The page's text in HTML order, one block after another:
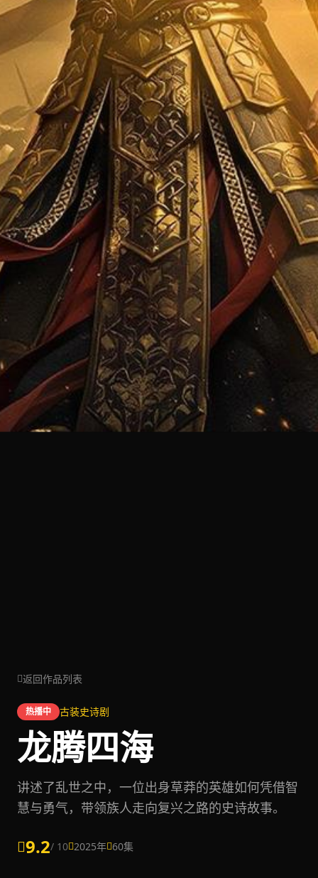
返回作品列表
热播中 古装史诗剧
龙腾四海
讲述了乱世之中，一位出身草莽的英雄如何凭借智
慧与勇气，带领族人走向复兴之路的史诗故事。
9.2/ 10 2025年 60集